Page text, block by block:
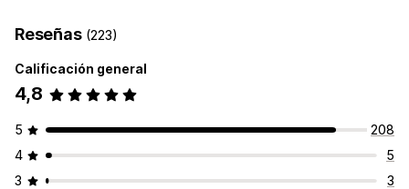
Reseñas (223)
Calificación general
4,8
5
208
4
5
3
3